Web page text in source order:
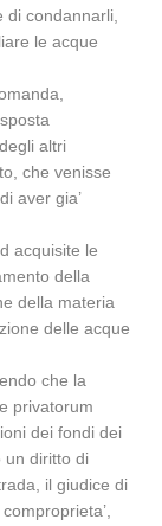
di condannarli,
le acque
altri
che venisse
aver gia’
acquisite le
della
della materia
delle acque
che la
privatorum
dei fondi dei
un diritto di
il giudice di